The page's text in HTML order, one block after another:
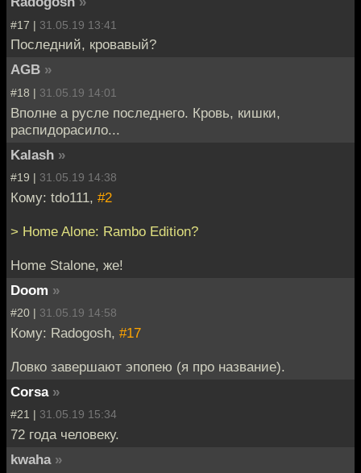
#17 | 31.05.19 13:41
Последний, кровавый?
AGB »
#18 | 31.05.19 14:01
Вполне а русле последнего. Кровь, кишки,
распидорасило...
Kalash »
#19 | 31.05.19 14:38
Кому: tdo111, #2
> Home Alone: Rambo Edition?
Home Stalone, же!
Doom »
#20 | 31.05.19 14:58
Кому: Radogosh, #17
Ловко завершают эпопею (я про название).
Corsa »
#21 | 31.05.19 15:34
72 года человеку.
kwaha »